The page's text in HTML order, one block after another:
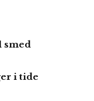
smed
i tide